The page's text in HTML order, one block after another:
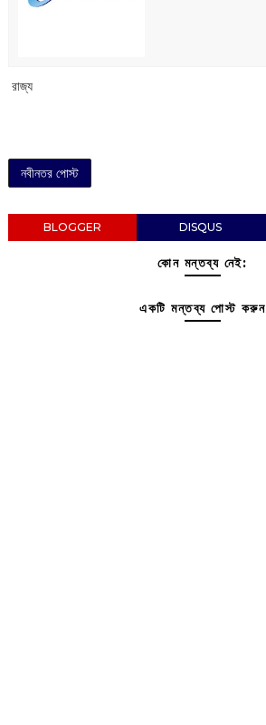
‌ রাজ্য
নবীনতর পোস্ট
BLOGGER DISQUS
কোন মন্তব্য নেই:
একটি মন্তব্য পোস্ট করুন